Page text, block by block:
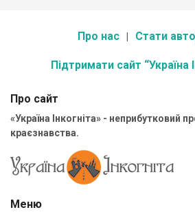
Про нас Стати
Підтримати сайт “Україна
Про сайт
«Україна Інкогніта» - неприбутковий
краєзнавства.
Меню